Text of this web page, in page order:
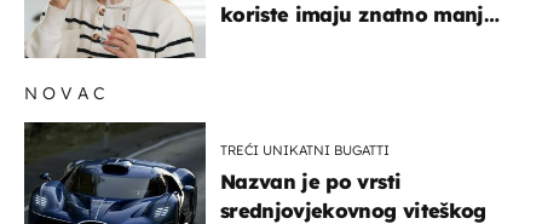
koriste imaju znatno manji
NOVAC
TREĆI UNIKATNI BUGATTI
Nazvan je po vrsti
srednjovjekovnog viteškog